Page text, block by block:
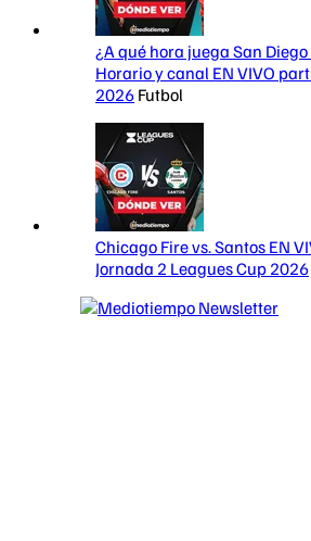
¿A qué hora juega San
Horario y canal EN VIVO
2026 Futbol
Chicago Fire vs. Santos EN
Jornada 2 Leagues Cup 2026